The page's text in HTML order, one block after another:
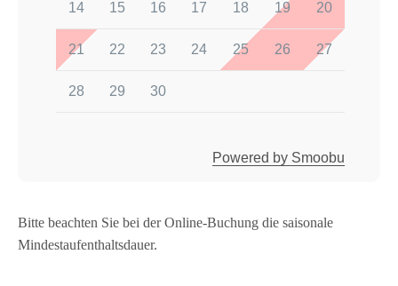
14 15 16 17 18 19 20
21 22 23 24 25 26 27
28 29 30
Powered by Smoobu
Bitte beachten Sie bei der Online-Buchung die saisonale
Mindestaufenthaltsdauer.